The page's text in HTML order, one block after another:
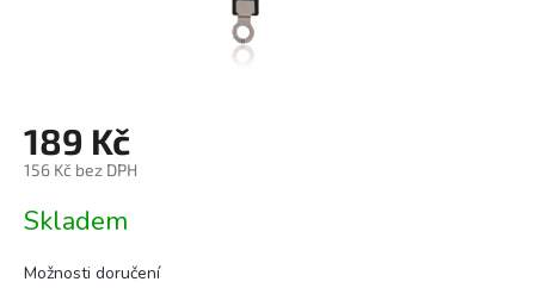
189 Kč
156 Kč bez DPH
cena:
Skladem
Možnosti doručení